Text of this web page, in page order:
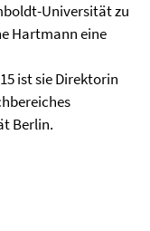
Universität zu
Hartmann eine
ist sie Direktorin
Berlin.